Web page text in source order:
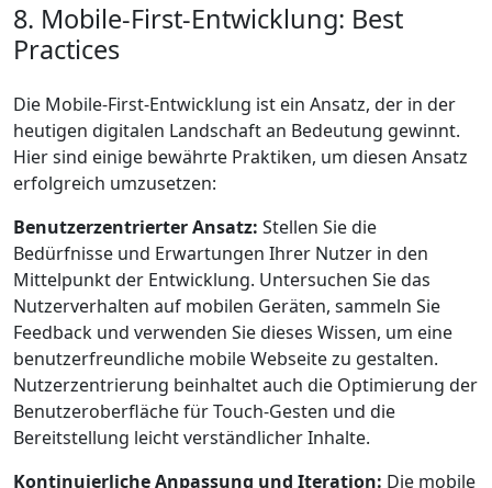
8. Mobile-First-Entwicklung: Best
Practices
Die Mobile-First-Entwicklung ist ein Ansatz, der in der
heutigen digitalen Landschaft an Bedeutung gewinnt.
Hier sind einige bewährte Praktiken, um diesen Ansatz
erfolgreich umzusetzen:
Benutzerzentrierter Ansatz: Stellen Sie die
Bedürfnisse und Erwartungen Ihrer Nutzer in den
Mittelpunkt der Entwicklung. Untersuchen Sie das
Nutzerverhalten auf mobilen Geräten, sammeln Sie
Feedback und verwenden Sie dieses Wissen, um eine
benutzerfreundliche mobile Webseite zu gestalten.
Nutzerzentrierung beinhaltet auch die Optimierung der
Benutzeroberfläche für Touch-Gesten und die
Bereitstellung leicht verständlicher Inhalte.
Kontinuierliche Anpassung und Iteration: Die mobile